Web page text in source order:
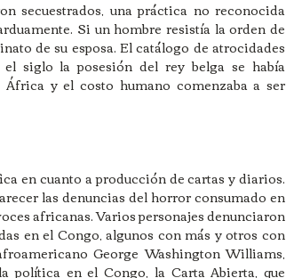
secuestrados, una práctica no reconocida
Si un hombre resistía la orden de
de su esposa. El catálogo de atrocidades
siglo la posesión del rey belga se había
y el costo humano comenzaba a ser
en cuanto a producción de cartas y diarios.
las denuncias del horror consumado en
africanas. Varios personajes denunciaron
en el Congo, algunos con más y otros con
George Washington Williams,
en el Congo, la Carta Abierta, que